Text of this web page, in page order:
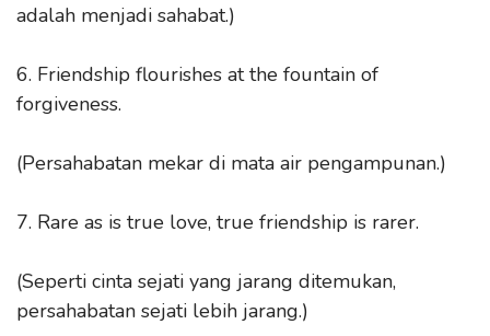
adalah menjadi sahabat.)
6. Friendship flourishes at the fountain of
forgiveness.
(Persahabatan mekar di mata air pengampunan.)
7. Rare as is true love, true friendship is rarer.
(Seperti cinta sejati yang jarang ditemukan,
persahabatan sejati lebih jarang.)